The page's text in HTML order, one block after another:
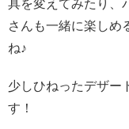
具を変えてみたり、
さんも一緒に楽しめ
ね♪
少しひねったデザー
す！